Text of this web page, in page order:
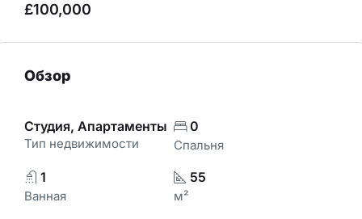
£100,000
Обзор
Студия, Апартаменты
Тип недвижимости
0
Спальня
1
Ванная
55
м²